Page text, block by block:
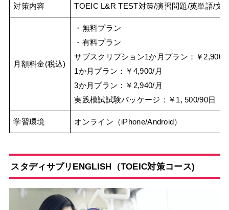
対策内容 TOEIC L&R TEST対策/演習問題/英単語/文
月額料金(税込)
・無料プラン
・有料プラン
サブスクリプション1か月プラン：￥2,900/
1か月プラン：￥4,900/月
3か月プラン：￥2,940/月
実践模試試験パッケージ：￥1, 500/90日
学習環境 オンライン（iPhone/Android）
スタディサプリENGLISH（TOEIC対策コース)